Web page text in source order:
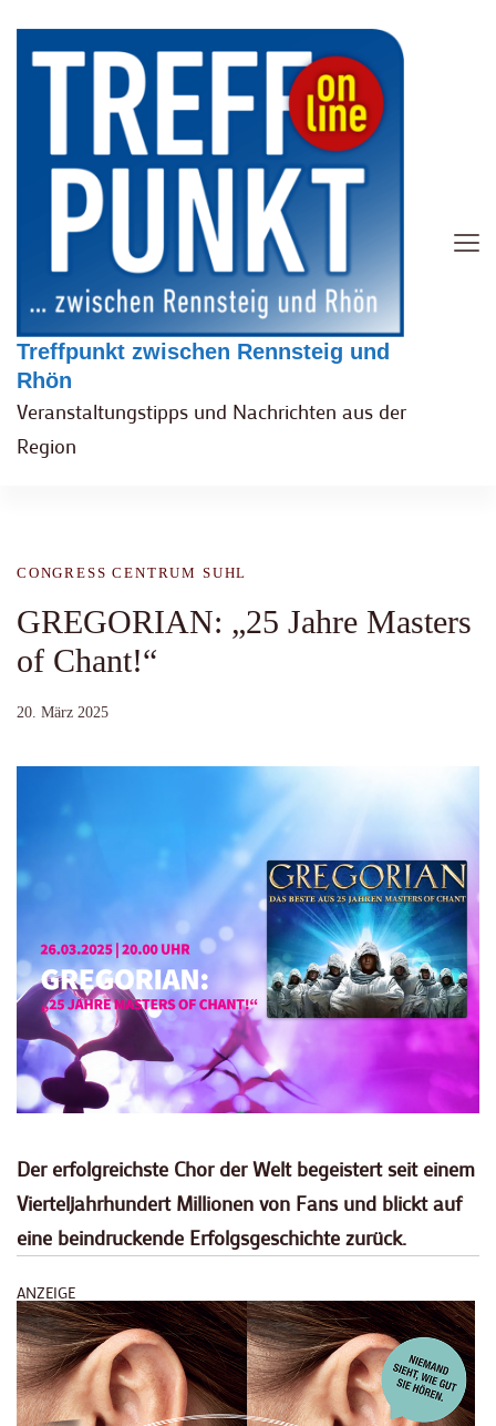
Treffpunkt zwischen Rennsteig und
Rhön
Veranstaltungstipps und Nachrichten aus der
Region
CONGRESS CENTRUM SUHL
GREGORIAN: „25 Jahre Masters
of Chant!“
20. März 2025
Der erfolgreichste Chor der Welt begeistert seit einem
Vierteljahrhundert Millionen von Fans und blickt auf
eine beindruckende Erfolgsgeschichte zurück.
ANZEIGE